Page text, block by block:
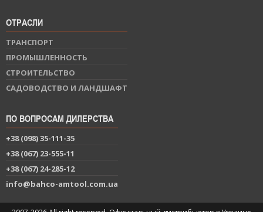
ОТРАСЛИ
ТРАНСПОРТ
ПРОМЫШЛЕННОСТЬ
СТРОИТЕЛЬСТВО
САДОВОДСТВО И ЛАНДШАФТ
ПО ВОПРОСАМ ДИЛЕРСТВА
+38 (098) 35-111-35
+38 (067) 23-555-11
+38 (067) 24-285-12
info@bahco-amtool.com.ua